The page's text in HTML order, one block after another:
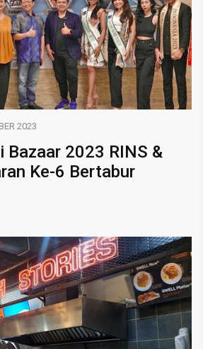
2023
Bazaar 2023 RINS &
Ke-6 Bertabur